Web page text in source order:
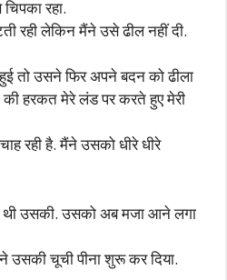
रहा.
रही लेकिन मैंने उसे ढील नहीं दी.
तो उसने फिर अपने बदन को ढीला
हरकत मेरे लंड पर करते हुए मेरी
रही है. मैंने उसको धीरे धीरे
उसकी. उसको अब मजा आने लगा
उसकी चूची पीना शुरू कर दिया.